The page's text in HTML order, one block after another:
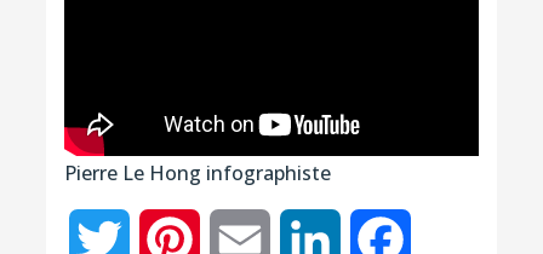
Pierre Le Hong infographiste
Twitter Pinterest Email LinkedIn